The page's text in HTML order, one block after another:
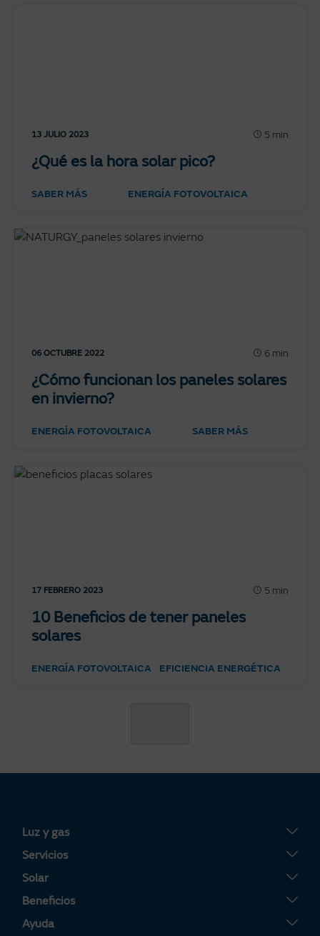
13 JULIO 2023 5 min
¿Qué es la hora solar pico?
SABER MÁS ENERGÍA FOTOVOLTAICA
06 OCTUBRE 2022 6 min
¿Cómo funcionan los paneles solares
en invierno?
ENERGÍA FOTOVOLTAICA SABER MÁS
17 FEBRERO 2023 5 min
10 Beneficios de tener paneles
solares
ENERGÍA FOTOVOLTAICA EFICIENCIA ENERGÉTICA
Luz y gas
Tarifa Plana
Tarifa Por Uso
Tarifa Noche
Tarifa Dinámica Luz
Servicios
Servigas
Servielectric
Servihogar
Solar
Placas solares
Tarifa Solar
Beneficios
Tu Área Clientes
Ayuda